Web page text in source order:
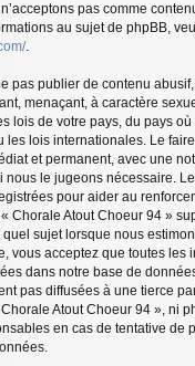
pas comme
au sujet de phpBB,
.
pas publier de contenu
menaçant, à caractère
lois de votre pays, du pays
les lois internationales. Le
et permanent, avec une
nous le jugeons nécessaire.
pour aider au
Chorale Atout Choeur 94 »
quel sujet lorsque nous
vous acceptez que toutes les
dans notre base de
pas diffusées à une tierce
Atout Choeur 94 », ni
en cas de tentative de